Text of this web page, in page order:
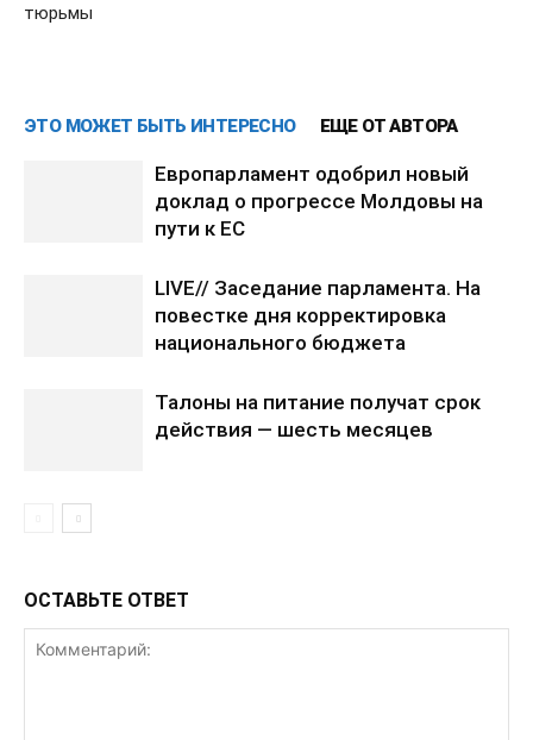
тюрьмы
ЭТО МОЖЕТ БЫТЬ ИНТЕРЕСНО ЕЩЕ ОТ АВТОРА
Европарламент одобрил новый
доклад о прогрессе Молдовы на
пути к ЕС
LIVE// Заседание парламента. На
повестке дня корректировка
национального бюджета
Талоны на питание получат срок
действия — шесть месяцев
ОСТАВЬТЕ ОТВЕТ